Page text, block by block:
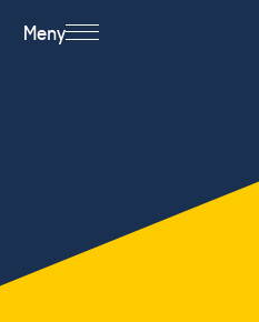
Meny